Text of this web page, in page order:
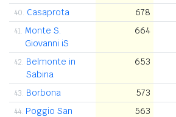
40. Casaprota 678
41. Monte S.
Giovanni iS
664
42. Belmonte in
Sabina
653
43. Borbona 573
44. Poggio San
563